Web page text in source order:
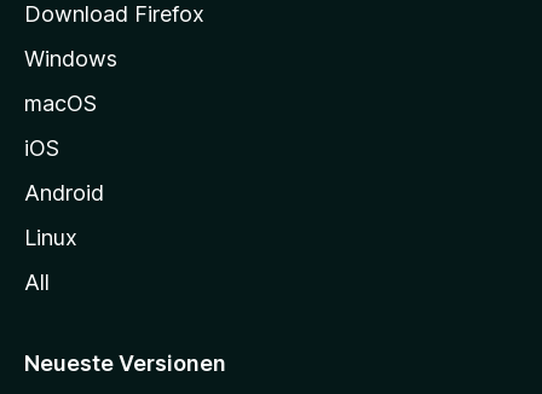
e
g
e
n
Download Firefox
Windows
macOS
iOS
Android
Linux
All
Neueste Versionen